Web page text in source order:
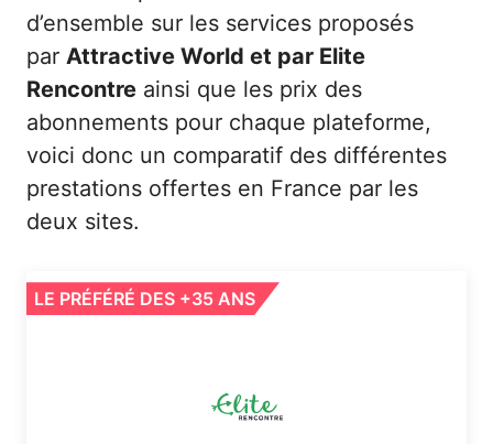
d’ensemble sur les services proposés
par Attractive World et par Elite
Rencontre ainsi que les prix des
abonnements pour chaque plateforme,
voici donc un comparatif des différentes
prestations offertes en France par les
deux sites.
LE PRÉFÉRÉ DES +35 ANS